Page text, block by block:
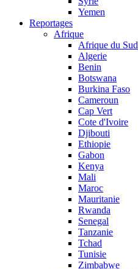
Yemen
Reportages
Afrique
Afrique du Sud
Algerie
Benin
Botswana
Burkina Faso
Cameroun
Cap Vert
Cote d'Ivoire
Djibouti
Ethiopie
Gabon
Kenya
Mali
Maroc
Mauritanie
Rwanda
Senegal
Tanzanie
Tchad
Tunisie
Zimbabwe